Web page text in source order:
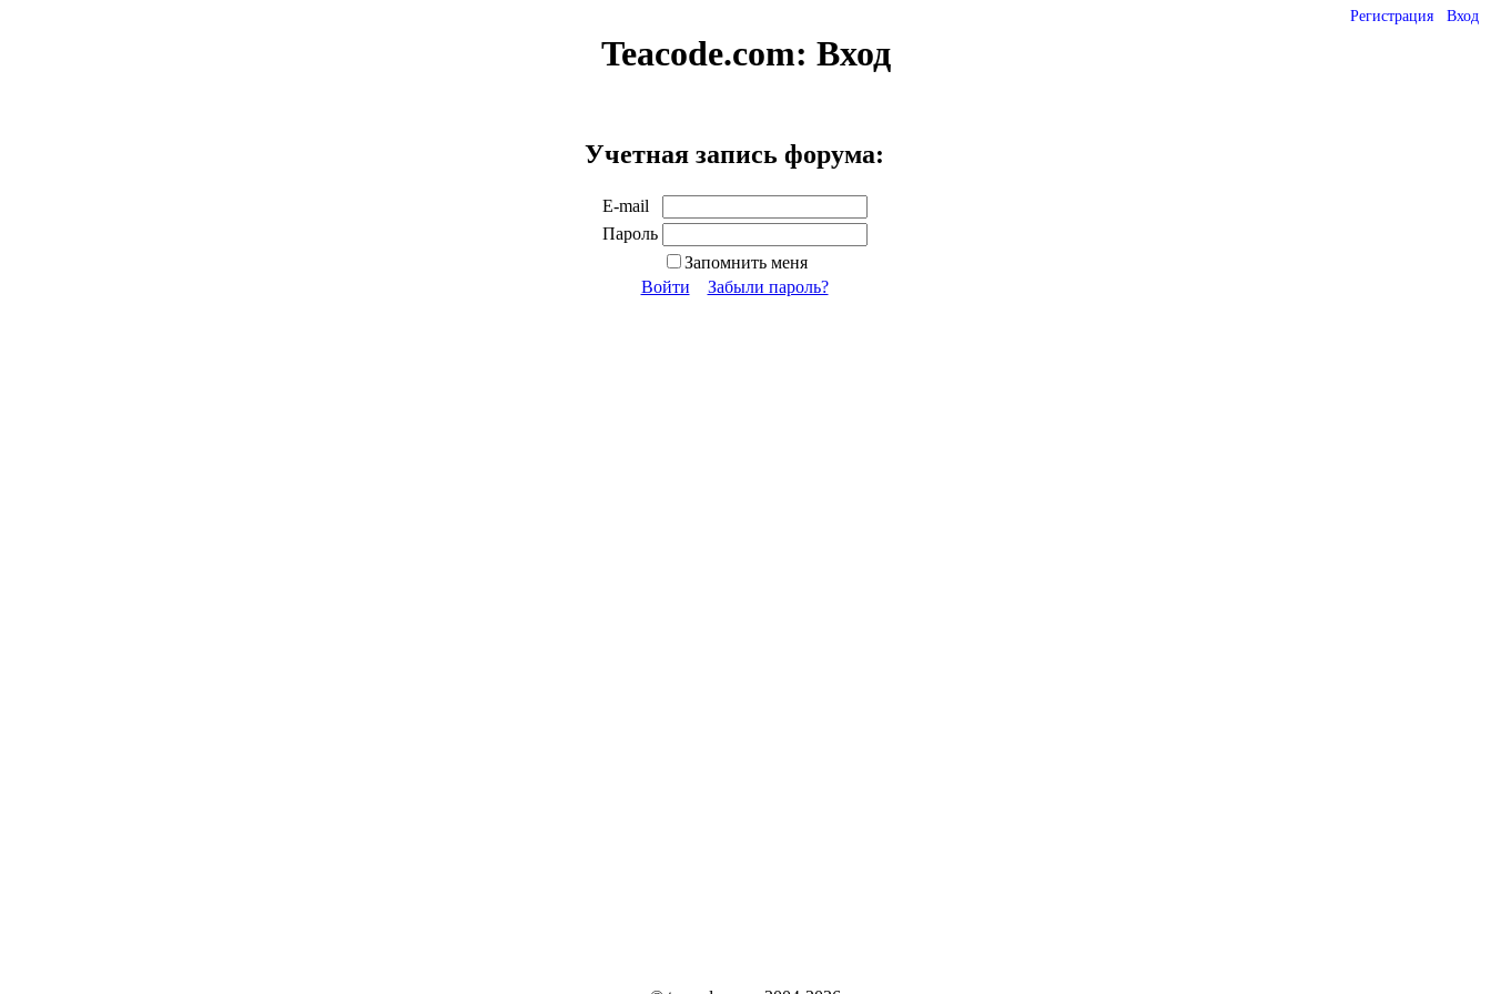
Регистрация Вход
Teacode.com: Вход
Учетная запись форума:
E-mail
Пароль
Запомнить меня
Войти
Забыли пароль?